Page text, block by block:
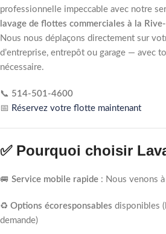
professionnelle impeccable avec notre
lavage de flottes commerciales à la
Nous nous déplaçons directement sur
d’entreprise, entrepôt ou garage — avec
nécessaire.
📞 514-501-4600
📅 Réservez votre flotte maintenant
✅ Pourquoi choisir
🚐 Service mobile rapide : Nous venons
♻️ Options écoresponsables disponibles
demande)